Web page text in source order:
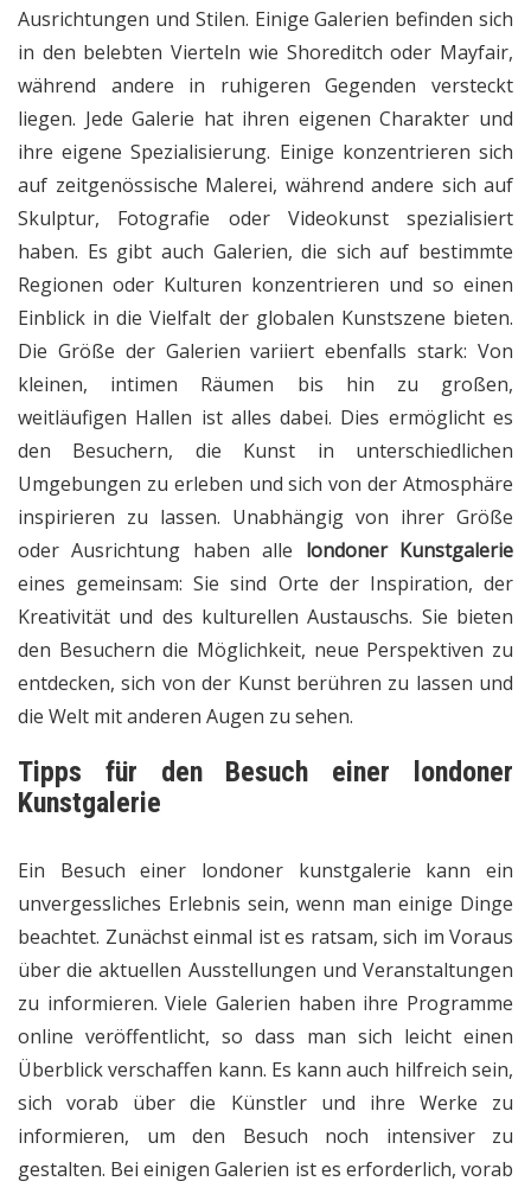
Ausrichtungen und Stilen. Einige Galerien befinden sich
in den belebten Vierteln wie Shoreditch oder Mayfair,
während andere in ruhigeren Gegenden versteckt
liegen. Jede Galerie hat ihren eigenen Charakter und
ihre eigene Spezialisierung. Einige konzentrieren sich
auf zeitgenössische Malerei, während andere sich auf
Skulptur, Fotografie oder Videokunst spezialisiert
haben. Es gibt auch Galerien, die sich auf bestimmte
Regionen oder Kulturen konzentrieren und so einen
Einblick in die Vielfalt der globalen Kunstszene bieten.
Die Größe der Galerien variiert ebenfalls stark: Von
kleinen, intimen Räumen bis hin zu großen,
weitläufigen Hallen ist alles dabei. Dies ermöglicht es
den Besuchern, die Kunst in unterschiedlichen
Umgebungen zu erleben und sich von der Atmosphäre
inspirieren zu lassen. Unabhängig von ihrer Größe
oder Ausrichtung haben alle londoner Kunstgalerie
eines gemeinsam: Sie sind Orte der Inspiration, der
Kreativität und des kulturellen Austauschs. Sie bieten
den Besuchern die Möglichkeit, neue Perspektiven zu
entdecken, sich von der Kunst berühren zu lassen und
die Welt mit anderen Augen zu sehen.
Tipps für den Besuch einer londoner
Kunstgalerie
Ein Besuch einer londoner kunstgalerie kann ein
unvergessliches Erlebnis sein, wenn man einige Dinge
beachtet. Zunächst einmal ist es ratsam, sich im Voraus
über die aktuellen Ausstellungen und Veranstaltungen
zu informieren. Viele Galerien haben ihre Programme
online veröffentlicht, so dass man sich leicht einen
Überblick verschaffen kann. Es kann auch hilfreich sein,
sich vorab über die Künstler und ihre Werke zu
informieren, um den Besuch noch intensiver zu
gestalten. Bei einigen Galerien ist es erforderlich, vorab